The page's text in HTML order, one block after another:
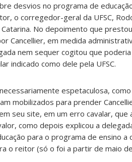
desvios no programa de
o corregedor-geral da UFSC,
Catarina. No depoimento que
Cancellier, em medida
nem sequer cogitou que
indicado como dele pela UFSC.
espetaculosa,
mobilizados para prender
seu site, em um erro cavalar,
como depois explicou a
para o programa de ensino
o reitor (só o foi a partir de maio